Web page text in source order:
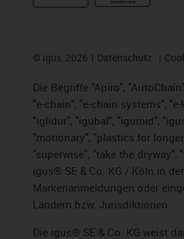
© igus, 2026 Datenschutz
Die Begriffe "Apiro",
"e-chain", "e-chain systems",
"iglidur", "igubal", "igumid",
"motionary", "plastics for longer
"superwise", "take the
igus® SE & Co. KG / Köln in
Markenanmeldungen oder
Ländern bzw. Jurisdiktionen.
Die igus® SE & Co. KG weist